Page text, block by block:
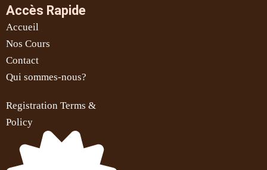
Accès Rapide
Accueil
Nos Cours
Contact
Qui sommes-nous?
Registration Terms &
Policy